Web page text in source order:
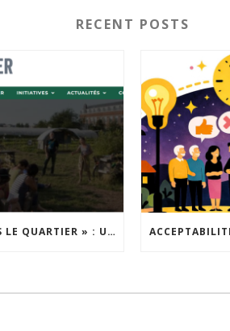
RECENT POSTS
« INSPIRONS LE QUARTIER » : UN NOUVEL APPEL À PROJETS EST LANCÉ !